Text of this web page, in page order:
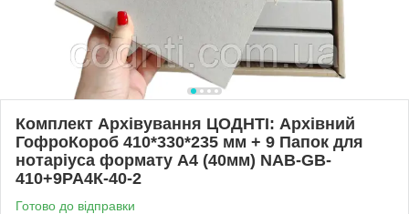
Комплект Архівування ЦОДНТІ: Архівний
ГофроКороб 410*330*235 мм + 9 Папок для
нотаріуса формату А4 (40мм) NAB-GB-
410+9PA4К-40-2
Готово до відправки